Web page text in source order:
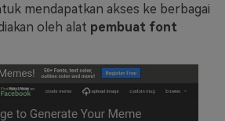
mendapatkan akses ke berbagai
oleh alat pembuat font